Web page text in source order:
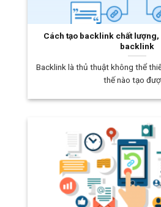
Cách tạo backlink chất
backlink
Backlink là thủ thuật không thể
thế nào tạo